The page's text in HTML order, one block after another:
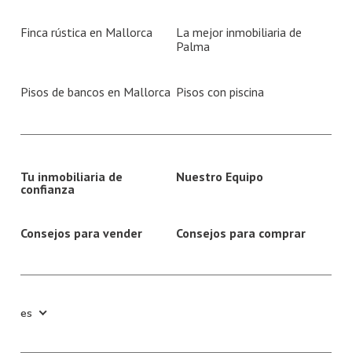
Finca rústica en Mallorca
La mejor inmobiliaria de
Palma
Pisos de bancos en Mallorca Pisos con piscina
Tu inmobiliaria de
confianza
Nuestro Equipo
Consejos para vender Consejos para comprar
es